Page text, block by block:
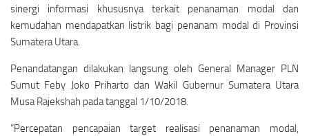
sinergi informasi khususnya terkait penanaman modal dan
kemudahan mendapatkan listrik bagi penanam modal di Provinsi
Sumatera Utara.
Penandatangan dilakukan langsung oleh General Manager PLN
Sumut Feby Joko Priharto dan Wakil Gubernur Sumatera Utara
Musa Rajekshah pada tanggal 1/10/2018.
“Percepatan pencapaian target realisasi penanaman modal,